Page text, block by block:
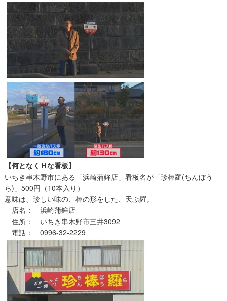
【何となくＨな看板】
いちき串木野市にある「浜崎蒲鉾店」看板名が「珍棒羅(ちんぼう
ら)」500円（10本入り）
意味は、珍しい味の、棒の形をした、天ぷ羅。
店名： 浜崎蒲鉾店
住所： いちき串木野市三井3092
電話： 0996-32-2229